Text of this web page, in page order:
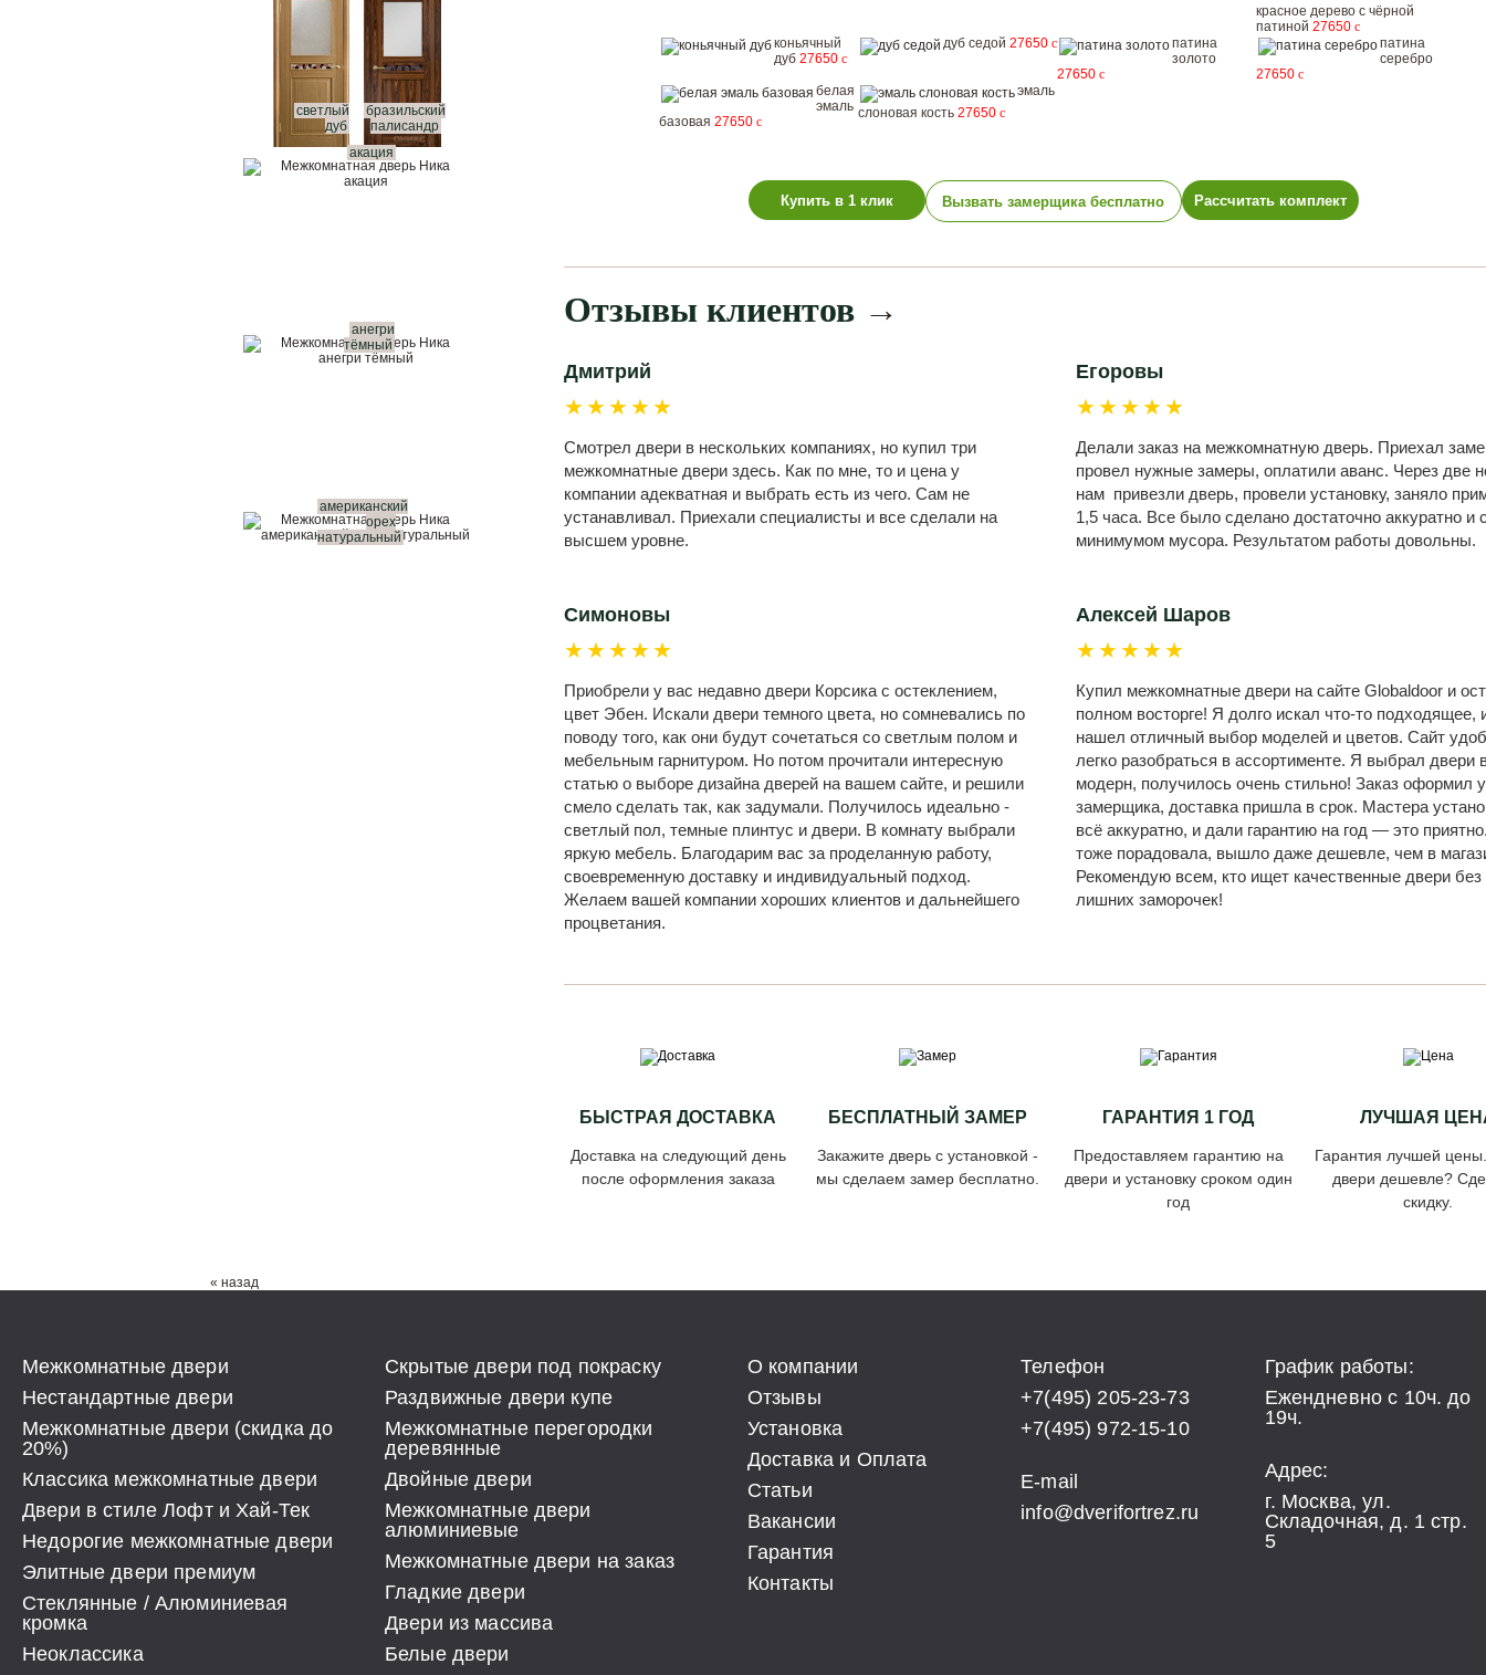
светлый
дуб
бразильский
палисандр
акация
анегри
тёмный
американский
орех
натуральный
красное дерево с чёрной
патиной 27650 c
коньячный
дуб 27650 c
дуб седой 27650 c
патина
золото
27650 c
патина
серебро
27650 c
белая
эмаль
базовая 27650 c
эмаль
слоновая кость 27650 c
Купить в 1 клик Вызвать замерщика бесплатно Рассчитать комплект
Отзывы клиентов →
Дмитрий
★★★★★
Смотрел двери в нескольких компаниях, но купил три
межкомнатные двери здесь. Как по мне, то и цена у
компании адекватная и выбрать есть из чего. Сам не
устанавливал. Приехали специалисты и все сделали на
высшем уровне.
Егоровы
★★★★★
Делали заказ на межкомнатную дверь. Приехал
провел нужные замеры, оплатили аванс. Через две
нам привезли дверь, провели установку, заняло
1,5 часа. Все было сделано достаточно аккуратно и
минимумом мусора. Результатом работы довольны.
Симоновы
★★★★★
Приобрели у вас недавно двери Корсика с остеклением,
цвет Эбен. Искали двери темного цвета, но сомневались по
поводу того, как они будут сочетаться со светлым полом и
мебельным гарнитуром. Но потом прочитали интересную
статью о выборе дизайна дверей на вашем сайте, и решили
смело сделать так, как задумали. Получилось идеально -
светлый пол, темные плинтус и двери. В комнату выбрали
яркую мебель. Благодарим вас за проделанную работу,
своевременную доставку и индивидуальный подход.
Желаем вашей компании хороших клиентов и дальнейшего
процветания.
Алексей Шаров
★★★★★
Купил межкомнатные двери на сайте Globaldoor и
полном восторге! Я долго искал что-то подходящее,
нашел отличный выбор моделей и цветов. Сайт
легко разобраться в ассортименте. Я выбрал двери
модерн, получилось очень стильно! Заказ оформил у
замерщика, доставка пришла в срок. Мастера
всё аккуратно, и дали гарантию на год — это
тоже порадовала, вышло даже дешевле, чем в
Рекомендую всем, кто ищет качественные двери без
лишних заморочек!
БЫСТРАЯ ДОСТАВКА
Доставка на следующий день
после оформления заказа
БЕСПЛАТНЫЙ ЗАМЕР
Закажите дверь с установкой -
мы сделаем замер бесплатно.
ГАРАНТИЯ 1 ГОД
Предоставляем гарантию на
двери и установку сроком один
год
ЛУЧШАЯ
Гарантия лучшей
двери дешевле?
скидку.
« назад
Межкомнатные двери
Нестандартные двери
Межкомнатные двери (скидка до
20%)
Классика межкомнатные двери
Двери в стиле Лофт и Хай-Тек
Недорогие межкомнатные двери
Элитные двери премиум
Стеклянные / Алюминиевая
кромка
Неоклассика
Скрытые двери под покраску
Раздвижные двери купе
Межкомнатные перегородки
деревянные
Двойные двери
Межкомнатные двери
алюминиевые
Межкомнатные двери на заказ
Гладкие двери
Двери из массива
Белые двери
О компании
Отзывы
Установка
Доставка и Оплата
Статьи
Вакансии
Гарантия
Контакты
Телефон
+7(495) 205-23-73
+7(495) 972-15-10
E-mail
info@dverifortrez.ru
График работы:
Ежендневно с 10ч. до
19ч.
Адрес:
г. Москва, ул.
Складочная, д. 1 стр.
5